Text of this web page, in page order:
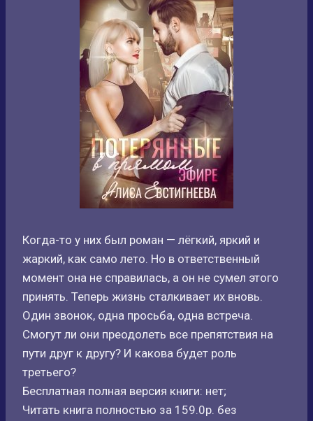
Когда-то у них был роман — лёгкий, яркий и
жаркий, как само лето. Но в ответственный
момент она не справилась, а он не сумел этого
принять. Теперь жизнь сталкивает их вновь.
Один звонок, одна просьба, одна встреча.
Смогут ли они преодолеть все препятствия на
пути друг к другу? И какова будет роль
третьего?
Бесплатная полная версия книги: нет;
Читать книга полностью за 159.0р. без